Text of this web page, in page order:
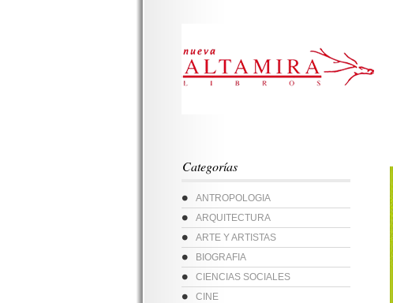
Categorías
ANTROPOLOGIA
ARQUITECTURA
ARTE Y ARTISTAS
BIOGRAFIA
CIENCIAS SOCIALES
CINE